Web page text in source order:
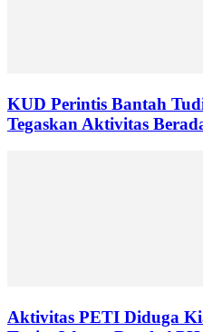
KUD Perintis Bantah
Tegaskan Aktivitas
Aktivitas PETI Diduga